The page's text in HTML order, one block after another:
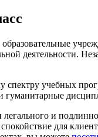
образовательные
деятельности.
учебных
и
для